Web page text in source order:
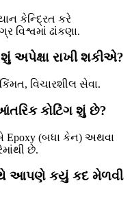
કેન્દ્રિત કરે
વિશ્વમાં ઢાંકણા.
અપેક્ષા રાખી શકીએ?
વિચારશીલ સેવા.
કોટિંગ શું છે?
Epoxy (બધા કેન) અથવા
છે.
આપણે કયું કદ મેળવી